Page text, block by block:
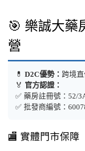
🎯 樂誠大藥
營
💊 D2C優勢： 跨境
🏅 官方認證：
✅ 藥房註冊號：52/
✅ 批發商編號：
🏬 實體門市保障